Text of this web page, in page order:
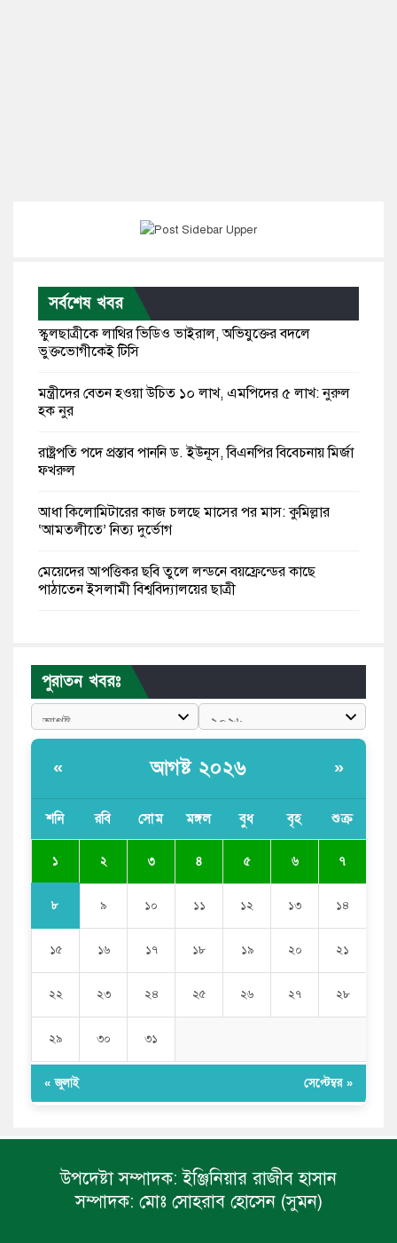
সর্বশেষ খবর
স্কুলছাত্রীকে লাথির ভিডিও ভাইরাল, অভিযুক্তের বদলে
ভুক্তভোগীকেই টিসি
মন্ত্রীদের বেতন হওয়া উচিত ১০ লাখ, এমপিদের ৫ লাখ: নুরুল
হক নুর
রাষ্ট্রপতি পদে প্রস্তাব পাননি ড. ইউনূস, বিএনপির বিবেচনায় মির্জা
ফখরুল
আধা কিলোমিটারের কাজ চলছে মাসের পর মাস: কুমিল্লার
‘আমতলীতে’ নিত্য দুর্ভোগ
মেয়েদের আপত্তিকর ছবি তুলে লন্ডনে বয়ফ্রেন্ডের কাছে
পাঠাতেন ইসলামী বিশ্ববিদ্যালয়ের ছাত্রী
পাঁচ দেশি মাছে মিলল মাইক্রোপ্লাস্টিক, সবচেয়ে বেশি কই মাছে
বাংলাদেশী কর্মীদের আকামা নিয়ে বড় সুখবর দিলো সৌদি
সজীব ওয়াজেদ জয়
পুরাতন খবরঃ
« আগষ্ট ২০২৬ »
শনি রবি সোম মঙ্গল বুধ বৃহ শুক্র
১ ২ ৩ ৪ ৫ ৬ ৭
৮ ৯ ১০ ১১ ১২ ১৩ ১৪
১৫ ১৬ ১৭ ১৮ ১৯ ২০ ২১
২২ ২৩ ২৪ ২৫ ২৬ ২৭ ২৮
২৯ ৩০ ৩১
« জুলাই সেপ্টেম্বর »
উপদেষ্টা সম্পাদক: ইঞ্জিনিয়ার রাজীব হাসান
সম্পাদক: মোঃ সোহরাব হোসেন (সুমন)